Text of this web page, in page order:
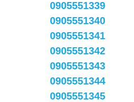
0905551339
0905551340
0905551341
0905551342
0905551343
0905551344
0905551345